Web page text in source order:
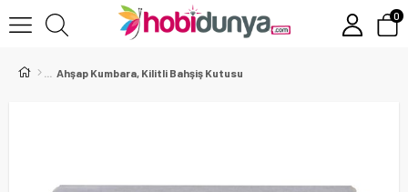
0
Ahşap Kumbara, Kilitli Bahşiş Kutusu